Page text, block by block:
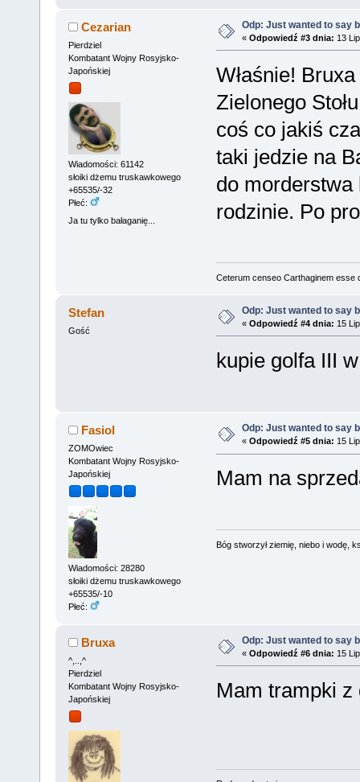
Cezarian
Pierdziel
Kombatant Wojny Rosyjsko-
Japońskiej
Wiadomości: 61142
słoiki dżemu truskawkowego
+65535/-32
Płeć:
Ja tu tylko bałaganię...
Odp: Just wanted to say
« Odpowiedź #3 dnia: 13
Właśnie!
Zielonego
coś co jakiś
taki jedzie na
do
rodzinie. Po
Ceterum censeo Carthaginem esse
Stefan
Gość
Odp: Just wanted to say
« Odpowiedź #4 dnia: 15
kupie golfa III
Fasiol
ZOMOwiec
Kombatant Wojny Rosyjsko-
Japońskiej
Wiadomości: 28280
słoiki dżemu truskawkowego
+65535/-10
Płeć:
Odp: Just wanted to say
« Odpowiedź #5 dnia: 15
Mam na
Bóg stworzył ziemię, niebo i wodę,
Bruxa
^,..,^
Pierdziel
Kombatant Wojny Rosyjsko-
Japońskiej
Odp: Just wanted to say
« Odpowiedź #6 dnia: 15
Mam trampki z